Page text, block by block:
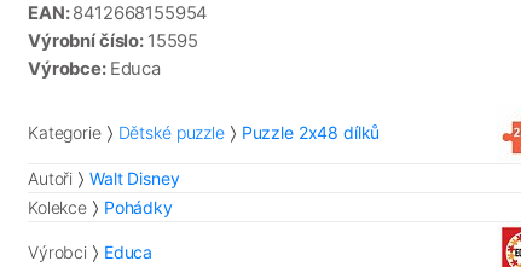
EAN:8412668155954
Výrobní číslo: 15595
Výrobce: Educa
Kategorie Dětské puzzle Puzzle 2x48 dílků
Autoři
Walt Disney
Kolekce
Pohádky
Výrobci Educa